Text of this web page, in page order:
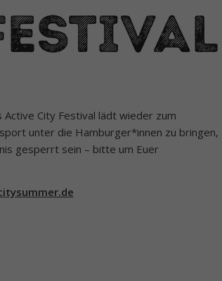
City Festival lädt wieder zum
unter die Hamburger*innen zu bringen,
gesperrt sein – bitte um Euer